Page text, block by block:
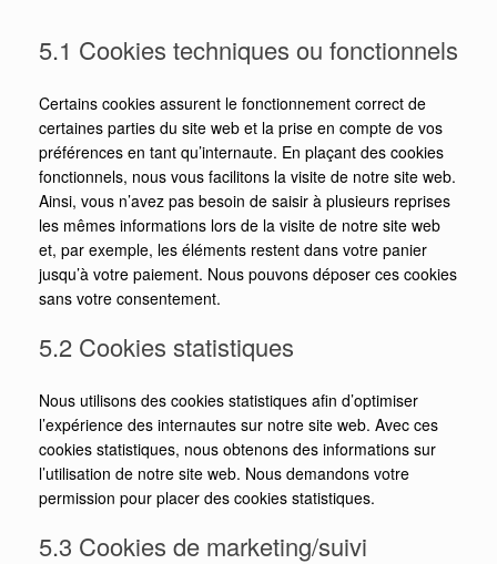
5.1 Cookies techniques ou fonctionnels
Certains cookies assurent le fonctionnement correct de
certaines parties du site web et la prise en compte de vos
préférences en tant qu’internaute. En plaçant des cookies
fonctionnels, nous vous facilitons la visite de notre site web.
Ainsi, vous n’avez pas besoin de saisir à plusieurs reprises
les mêmes informations lors de la visite de notre site web
et, par exemple, les éléments restent dans votre panier
jusqu’à votre paiement. Nous pouvons déposer ces cookies
sans votre consentement.
5.2 Cookies statistiques
Nous utilisons des cookies statistiques afin d’optimiser
l’expérience des internautes sur notre site web. Avec ces
cookies statistiques, nous obtenons des informations sur
l’utilisation de notre site web. Nous demandons votre
permission pour placer des cookies statistiques.
5.3 Cookies de marketing/suivi